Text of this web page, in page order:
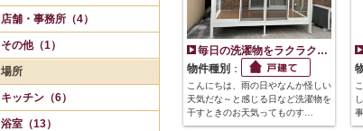
店舗・事務所（4）
その他（1）
場所
キッチン（6）
浴室（13）
毎日の洗濯物をラクラク…
物件種別 ：
こんにちは、雨の日やなんか怪しい
天気だな～と感じる日など洗濯物を
干すときのお天気ってものす…